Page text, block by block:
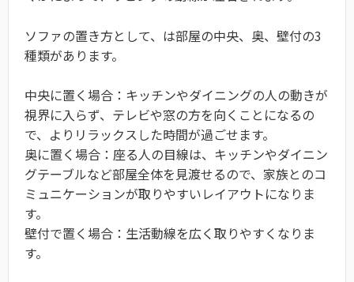
ソファの置き方として、は部屋の中央、奥、壁付の3
種類があります。
中央に置く場合：キッチンやダイニングの人の動きが
視界に入らず、テレビや窓の方を向くことになるの
で、よりリラックスした時間が過ごせます。
奥に置く場合：座る人の目線は、キッチンやダイニン
グテーブルなど部屋全体を見渡せるので、家族とのコ
ミュニケーションが取りやすいレイアウトになりま
す。
壁付で置く場合：生活動線を広く取りやすくなりま
す。